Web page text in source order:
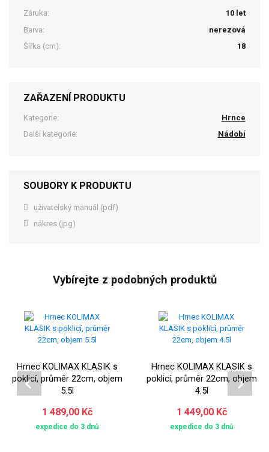
Záruka:
10 let
Barva:
nerezová
Šířka (cm):
18
ZAŘAZENÍ PRODUKTU
Kategorie:
Hrnce
Další kategorie:
Nádobí
SOUBORY K PRODUKTU
uživatelský manuál (pdf)
nákres (jpg)
Vybírejte z podobných produktů
Hrnec KOLIMAX KLASIK s
poklicí, průměr 22cm, objem
5.5l
1 489,00 Kč
expedice do 3 dnů
Hrnec KOLIMAX KLASIK s
poklicí, průměr 22cm, objem
4.5l
1 449,00 Kč
expedice do 3 dnů